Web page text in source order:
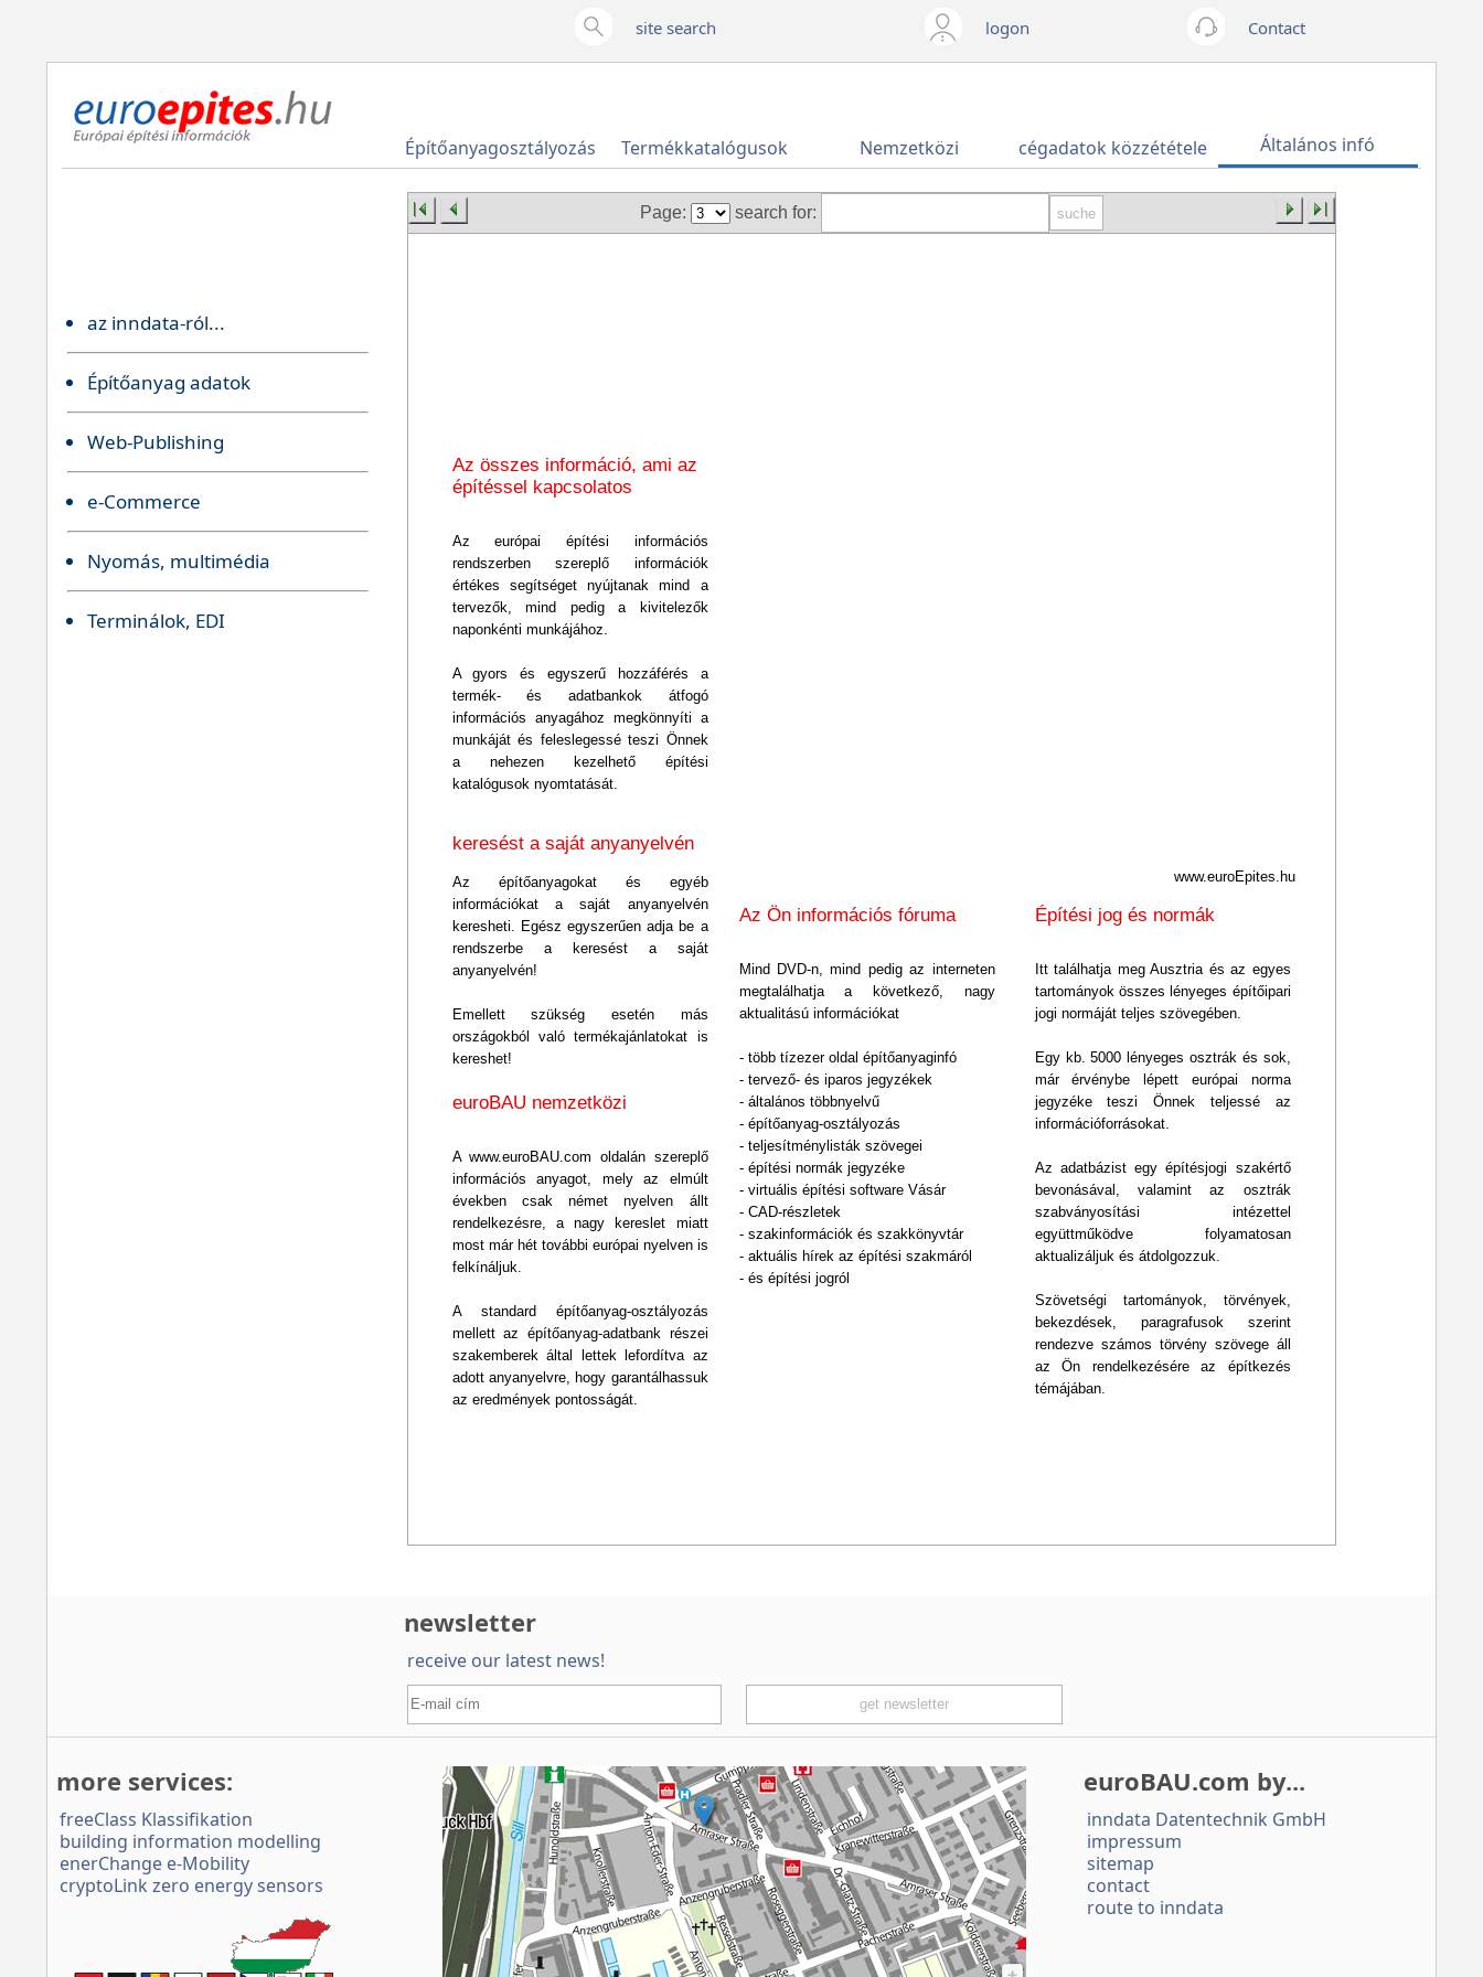
site search logon Contact
+43
512
Építőanyagosztályozás Termékkatalógusok Nemzetközi cégadatok közzététele Általános infó
az inndata-ról...
Építőanyag adatok
Web-Publishing
e-Commerce
Nyomás, multimédia
Terminálok, EDI
Page: search for:
Az összes információ, ami az
építéssel kapcsolatos
Az európai építési információs
rendszerben szereplő információk
értékes segítséget nyújtanak mind a
tervezők, mind pedig a kivitelezők
naponkénti munkájához.
A gyors és egyszerű hozzáférés a
termék- és adatbankok átfogó
információs anyagához megkönnyíti a
munkáját és feleslegessé teszi Önnek
a nehezen kezelhető építési
katalógusok nyomtatását.
keresést a saját anyanyelvén
Az építőanyagokat és egyéb
információkat a saját anyanyelvén
keresheti. Egész egyszerűen adja be a
rendszerbe a keresést a saját
anyanyelvén!
Emellett szükség esetén más
országokból való termékajánlatokat is
kereshet!
euroBAU nemzetközi
A www.euroBAU.com oldalán szereplő
információs anyagot, mely az elmúlt
években csak német nyelven állt
rendelkezésre, a nagy kereslet miatt
most már hét további európai nyelven is
felkínáljuk.
A standard építőanyag-osztályozás
mellett az építőanyag-adatbank részei
szakemberek által lettek lefordítva az
adott anyanyelvre, hogy garantálhassuk
az eredmények pontosságát.
www.euroEpites.hu
Az Ön információs fóruma
Mind DVD-n, mind pedig az interneten
megtalálhatja a következő, nagy
aktualitású információkat
- több tízezer oldal építőanyaginfó
- tervező- és iparos jegyzékek
- általános többnyelvű
- építőanyag-osztályozás
- teljesítménylisták szövegei
- építési normák jegyzéke
- virtuális építési software Vásár
- CAD-részletek
- szakinformációk és szakkönyvtár
- aktuális hírek az építési szakmáról
- és építési jogról
Építési jog és normák
Itt találhatja meg Ausztria és az egyes
tartományok összes lényeges építőipari
jogi normáját teljes szövegében.
Egy kb. 5000 lényeges osztrák és sok,
már érvénybe lépett európai norma
jegyzéke teszi Önnek teljessé az
információforrásokat.
Az adatbázist egy építésjogi szakértő
bevonásával, valamint az osztrák
szabványosítási intézettel
együttműködve folyamatosan
aktualizáljuk és átdolgozzuk.
Szövetségi tartományok, törvények,
bekezdések, paragrafusok szerint
rendezve számos törvény szövege áll
az Ön rendelkezésére az építkezés
témájában.
newsletter
receive our latest news!
more services:
freeClass Klassifikation
building information modelling
enerChange e-Mobility
cryptoLink zero energy sensors
euroBAU.com by...
inndata Daten­technik GmbH
impressum
sitemap
contact
route to inndata